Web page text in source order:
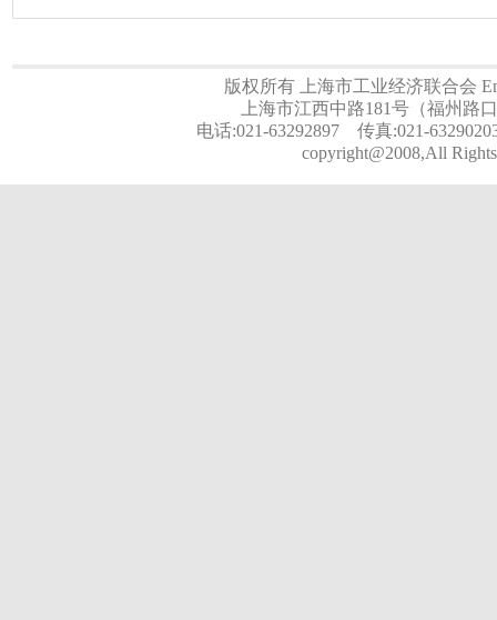
版权所有 上海市工业经济联合会
上海市江西中路181号（福州路
电话:021-63292897 传真:021-
copyright@2008,All